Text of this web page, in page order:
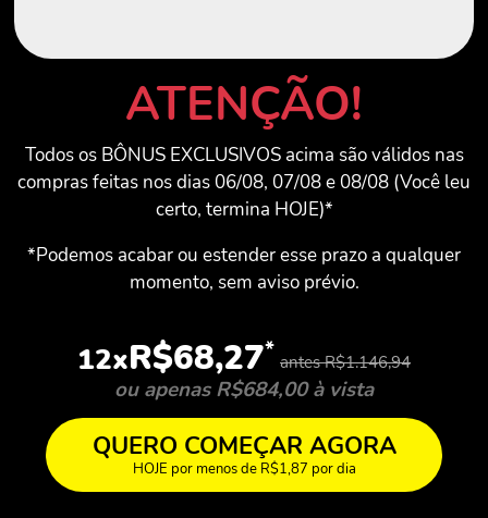
ATENÇÃO!
Todos os BÔNUS EXCLUSIVOS acima são válidos nas
compras feitas nos dias 06/08, 07/08 e 08/08 (Você leu
certo, termina HOJE)*
*Podemos acabar ou estender esse prazo a qualquer
momento, sem aviso prévio.
12xR$68,27* antes R$1.146,94
ou apenas R$684,00 à vista
QUERO COMEÇAR AGORA
HOJE por menos de R$1,87 por dia